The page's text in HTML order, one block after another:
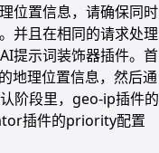
位置信息，请确保同时
并且在相同的请求处理
提示词装饰器插件。首
地理位置信息，然后通
阶段里，geo-ip插件的
插件的priority配置